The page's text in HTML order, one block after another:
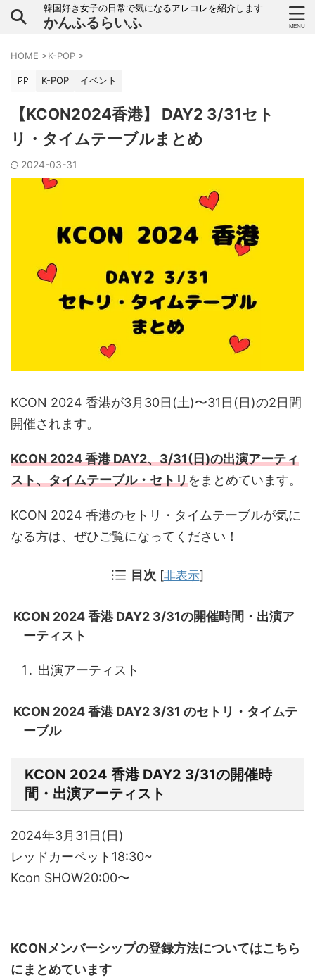
韓国好き女子の日常で気になるアレコレを紹介します
かんふるらいふ
HOME >K-POP >
K-POP イベント
【KCON2024香港】 DAY2 3/31セト
リ・タイムテーブルまとめ
2024-03-31
KCON 2024 香港が3月30日(土)〜31日(日)の2日間
開催されます。
KCON 2024 香港 DAY2、3/31(日)の出演アーティ
スト、タイムテーブル・セトリをまとめています。
KCON 2024 香港のセトリ・タイムテーブルが気に
なる方は、ぜひご覧になってください！
目次 [非表示]
KCON 2024 香港 DAY2 3/31の開催時間・出演ア
ーティスト
出演アーティスト
KCON 2024 香港 DAY2 3/31 のセトリ・タイムテ
ーブル
KCON 2024 香港 DAY2 3/31の開催時
間・出演アーティスト
2024年3月31日(日)
レッドカーペット18:30~
Kcon SHOW20:00〜
KCONメンバーシップの登録方法についてはこちら
にまとめています